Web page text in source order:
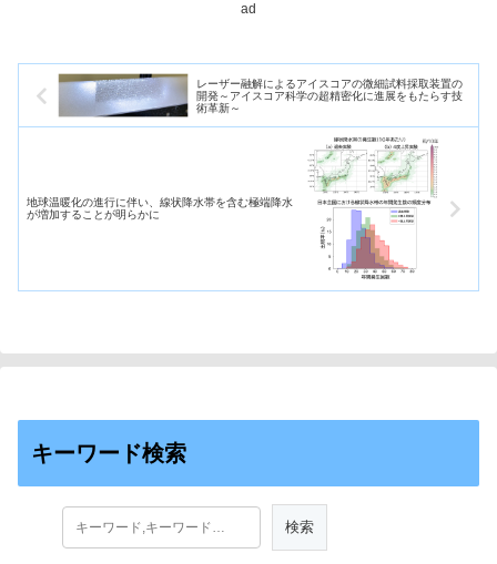
ad
レーザー融解によるアイスコアの微細試料採取装置の
開発～アイスコア科学の超精密化に進展をもたらす技
術革新～
地球温暖化の進行に伴い、線状降水帯を含む極端降水
が増加することが明らかに
キーワード検索